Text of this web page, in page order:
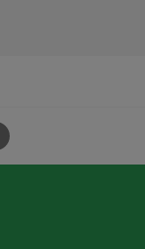
E-mail